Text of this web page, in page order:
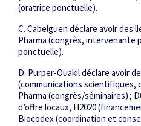
(oratrice ponctuelle).
C. Cabelguen déclare avoir des
Pharma (congrès, intervenante
ponctuelle).
D. Purper-Ouakil déclare avoir
(communications scientifiques,
Pharma (congrès/séminaires) ;
d’offre locaux, H2020
Biocodex (coordination et